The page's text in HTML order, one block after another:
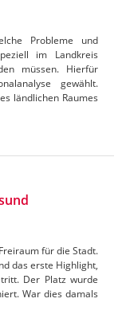
Probleme und
im Landkreis
müssen. Hierfür
gewählt.
ländlichen Raumes
für die Stadt.
das erste Highlight,
Der Platz wurde
War dies damals